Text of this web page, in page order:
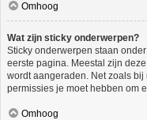
Omhoog
Wat zijn sticky onderwerpen?
Sticky onderwerpen staan
eerste pagina. Meestal zijn
wordt aangeraden. Net zoals
permissies je moet hebben om
Omhoog